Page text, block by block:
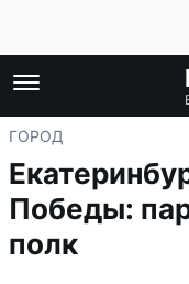
ГОРОД
Победы:
полк